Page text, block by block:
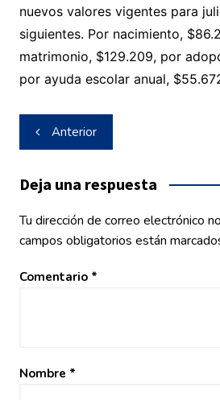
nuevos valores vigentes para
siguientes. Por nacimiento,
matrimonio, $129.209, por
por ayuda escolar anual,
Navegación
de
entradas
Anterior
Deja una respuesta
Tu dirección de correo electrónico
campos obligatorios están
Comentario *
Nombre *